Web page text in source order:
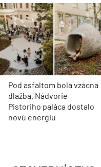
Pod asfaltom bola vzácna
dlažba. Nádvorie
Pistoriho paláca dostalo
novú energiu